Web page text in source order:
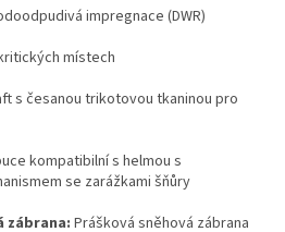
impregnace (DWR)
místech
s česanou trikotovou tkaninou pro
kompatibilní s helmou s
se zarážkami šňůry
zábrana: Prášková sněhová zábrana